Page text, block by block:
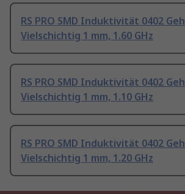
RS PRO SMD Induktivität 0402
Vielschichtig 1 mm, 1.60 GHz
RS PRO SMD Induktivität 0402
Vielschichtig 1 mm, 1.10 GHz
RS PRO SMD Induktivität 0402
Vielschichtig 1 mm, 1.20 GHz